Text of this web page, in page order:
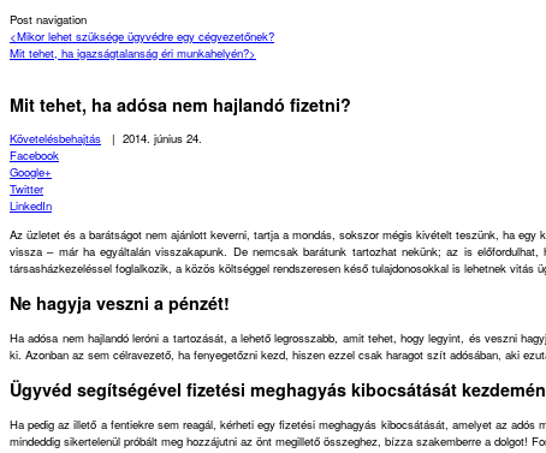
Post navigation
<Mikor lehet szüksége ügyvédre egy cégvezetőnek?
Mit tehet, ha igazságtalanság éri munkahelyén?>
Mit tehet, ha adósa nem hajlandó fizetni?
Követelésbehajtás | 2014. június 24.
Facebook
Google+
Twitter
LinkedIn
Az üzletet és a barátságot nem ajánlott keverni, tartja a mondás, sokszor mégis kivételt teszünk, ha
vissza – már ha egyáltalán visszakapunk. De nemcsak barátunk tartozhat nekünk; az is
társasházkezeléssel foglalkozik, a közös költséggel rendszeresen késő tulajdonosokkal is lehetnek vitás
Ne hagyja veszni a pénzét!
Ha adósa nem hajlandó leróni a tartozását, a lehető legrosszabb, amit tehet, hogy legyint, és veszni
ki. Azonban az sem célravezető, ha fenyegetőzni kezd, hiszen ezzel csak haragot szít adósában, aki
Ügyvéd segítségével fizetési meghagyás kibocsátását
Ha pedig az illető a fentiekre sem reagál, kérheti egy fizetési meghagyás kibocsátását, amelyet az
mindeddig sikertelenül próbált meg hozzájutni az önt megillető összeghez, bízza szakemberre a dolgot!